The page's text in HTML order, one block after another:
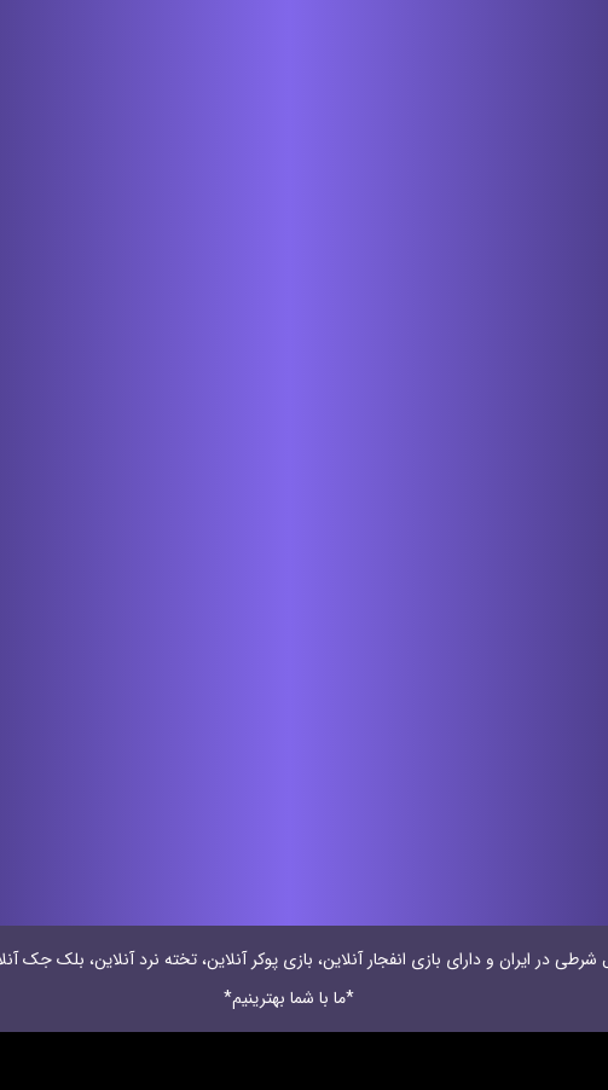
در ایران و دارای بازی انفجار آنلاین، بازی پوکر آنلاین، تخته نرد آنلاین، بلک جک
*ما با شما بهترینیم*